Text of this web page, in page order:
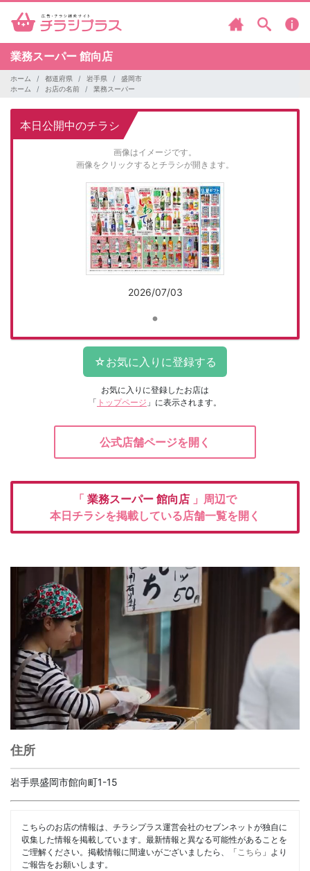
業務スーパー 館向店
ホーム 都道府県 岩手県
盛岡市
ホーム
お店の名前 業務スーパー
本日公開中のチラシ
画像はイメージです。
画像をクリックするとチラシが開きます。
2026/07/03
お気に入りに登録したお店は
「 トップページ 」に表示されます。
公式店舗ページを開く
「 業務スーパー 館向店 」周辺で
本日チラシを掲載している店舗一覧を開く
住所
岩手県盛岡市館向町1-15
こちらのお店の情報は、チラシプラス運営会社のセブンネットが独自に
収集した情報を掲載しています。最新情報と異なる可能性があることを
ご理解ください。掲載情報に間違いがございましたら、「こちら 」より
ご報告をお願いします。